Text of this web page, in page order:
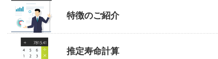
特徴のご紹介
推定寿命計算